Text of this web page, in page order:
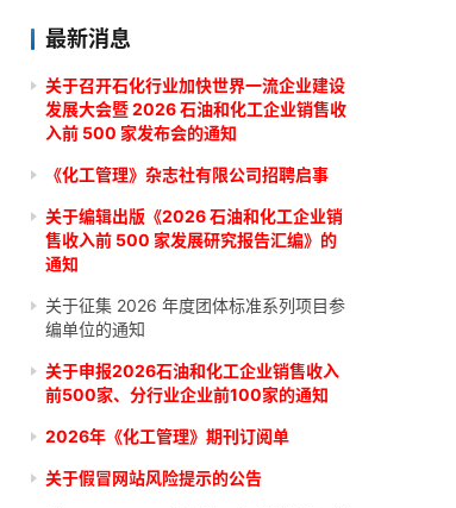
最新消息
关于召开石化行业加快世界一流企业建设
发展大会暨 2026 石油和化工企业销售收
入前 500 家发布会的通知
《化工管理》杂志社有限公司招聘启事
关于编辑出版《2026 石油和化工企业销
售收入前 500 家发展研究报告汇编》的
通知
关于征集 2026 年度团体标准系列项目参
编单位的通知
关于申报2026石油和化工企业销售收入
前500家、分行业企业前100家的通知
2026年《化工管理》期刊订阅单
关于假冒网站风险提示的公告